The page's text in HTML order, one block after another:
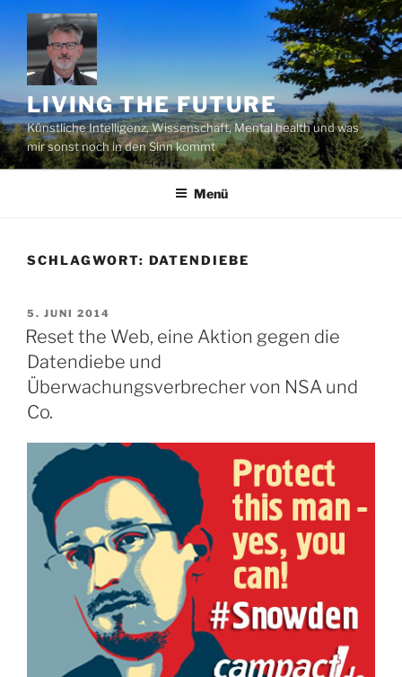
Zum
Inhalt
springen
LIVING THE FUTURE
Künstliche Intelligenz, Wissenschaft, Mental health und was
mir sonst noch in den Sinn kommt
Menü
SCHLAGWORT: DATENDIEBE
VERÖFFENTLICHT
AM
5. JUNI 2014
Reset the Web, eine Aktion gegen die
Datendiebe und
Überwachungsverbrecher von NSA und
Co.